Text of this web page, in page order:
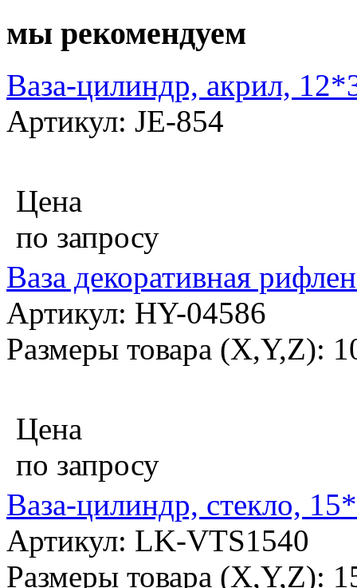
мы рекомендуем
Ваза-цилиндр, акрил,
Артикул: JE-854
Цена
по запросу
Ваза декоративная
Артикул: HY-04586
Размеры товара (X,Y,Z):
Цена
по запросу
Ваза-цилиндр, стекло,
Артикул: LK-VTS1540
Размеры товара (X,Y,Z):